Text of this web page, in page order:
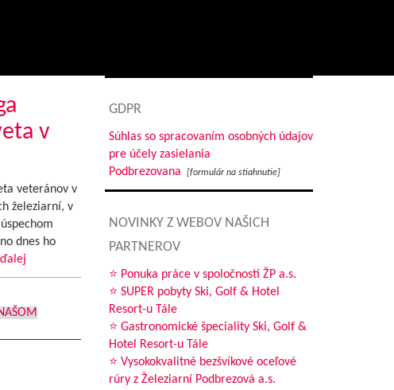
v
veteránov v
železiarní, v
dnes ho
GDPR
Súhlas so spracovaním osobných údajov
pre účely zasielania
Podbrezovana
[formulár na stiahnutie]
NOVINKY Z WEBOV NAŠICH
PARTNEROV
⭐ Ponuka práce v spoločnosti ŽP a.s.
⭐ SUPER pobyty Ski, Golf & Hotel
Resort-u Tále
⭐ Gastronomické špeciality Ski, Golf &
Hotel Resort-u Tále
⭐ Vysokokvalitné bezšvíkové oceľové
rúry z Železiarní Podbrezová a.s.